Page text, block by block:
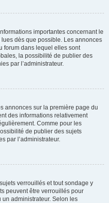
importantes concernant le
dès que possible. Les annonces
forum dans lequel elles sont
la possibilité de publier des
par l’administrateur.
annonces sur la première page du
des informations relativement
Comme pour les
de publier des sujets
par l’administrateur.
verrouillés et tout sondage y
peuvent être verrouillés pour
administrateur. Selon les